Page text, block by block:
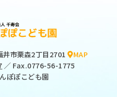
井市栗森2丁目2701
MAP
／ Fax.0776-56-1775
ぽぽこども園